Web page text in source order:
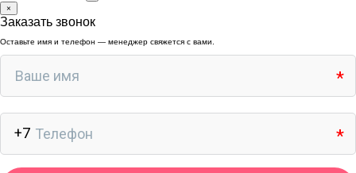
×
Заказать звонок
Оставьте имя и телефон — менеджер свяжется с вами.